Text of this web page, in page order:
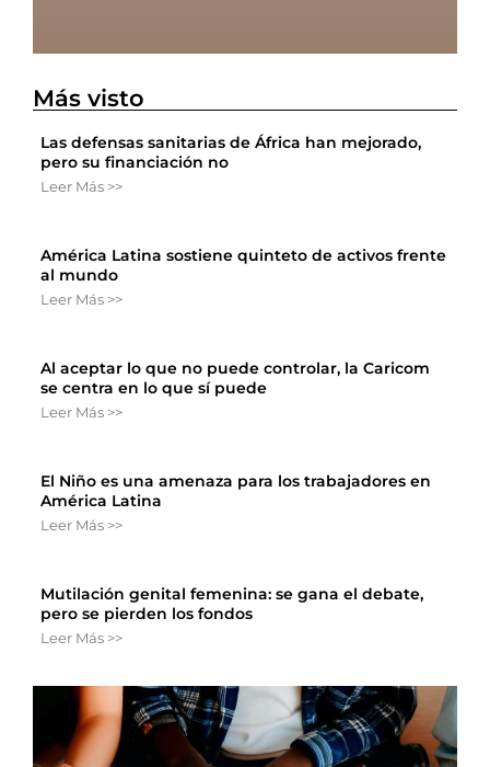
Más visto
Las defensas sanitarias de África han mejorado,
pero su financiación no
Leer Más >>
América Latina sostiene quinteto de activos frente
al mundo
Leer Más >>
Al aceptar lo que no puede controlar, la Caricom
se centra en lo que sí puede
Leer Más >>
El Niño es una amenaza para los trabajadores en
América Latina
Leer Más >>
Mutilación genital femenina: se gana el debate,
pero se pierden los fondos
Leer Más >>